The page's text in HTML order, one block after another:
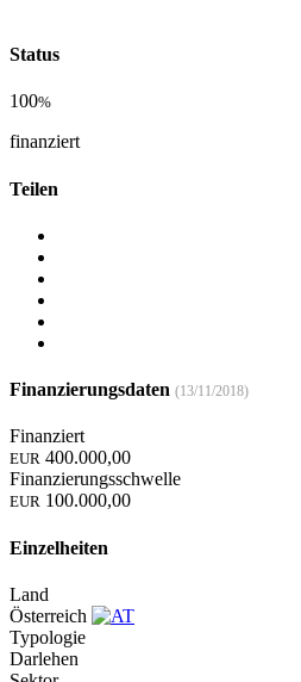
Status
100%
finanziert
Teilen
Finanzierungsdaten (13/11/2018)
Finanziert
EUR 400.000,00
Finanzierungsschwelle
EUR 100.000,00
Einzelheiten
Land
Österreich
Typologie
Darlehen